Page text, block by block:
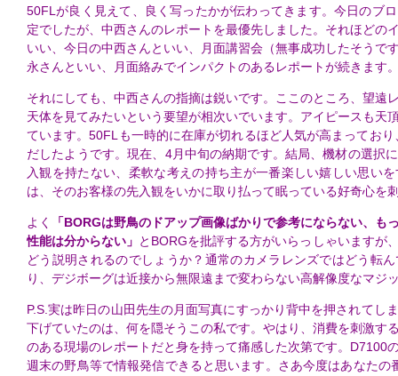
50FLが良く見えて、良く写ったかが伝わってきます。今日のブ
定でしたが、中西さんのレポートを最優先しました。それほどの
いい、今日の中西さんといい、月面講習会（無事成功したそうで
永さんといい、月面絡みでインパクトのあるレポートが続きます
それにしても、中西さんの指摘は鋭いです。ここのところ、望遠
天体を見てみたいという要望が相次いでいます。アイピースも天
ています。50FLも一時的に在庫が切れるほど人気が高まってお
だしたようです。現在、4月中旬の納期です。結局、機材の選択
入観を持たない、柔軟な考えの持ち主が一番楽しい嬉しい思い
は、そのお客様の先入観をいかに取り払って眠っている好奇心を
よく
「BORGは野鳥のドアップ画像ばかりで参考にならない、も
性能は分からない」 とBORGを批評する方がいらっしゃいますが
どう説明されるのでしょうか？通常のカメラレンズではどう転
り、デジボーグは近接から無限遠まで変わらない高解像度なマジ
P.S.実は昨日の山田先生の月面写真にすっかり背中を押されてし
下げていたのは、何を隠そうこの私です。やはり、消費を刺激す
のある現場のレポートだと身を持って痛感した次第です。D7100
週末の野鳥等で情報発信できると思います。さあ今度はあなたの